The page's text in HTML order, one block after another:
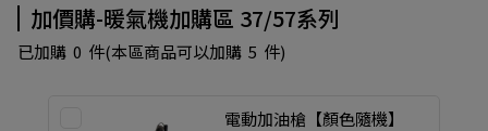
加價購-暖氣機加購區 37/57系列
已加購 0 件(本區商品可以加購 5 件)
電動加油槍【顏色隨機】